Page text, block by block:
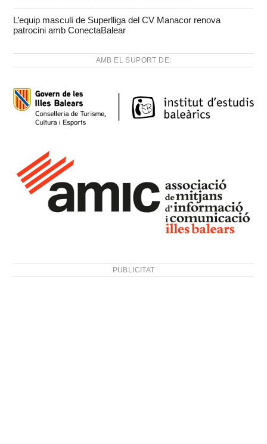
L’equip masculí de Superlliga del CV Manacor renova
patrocini amb ConectaBalear
AMB EL SUPORT DE:
PUBLICITAT